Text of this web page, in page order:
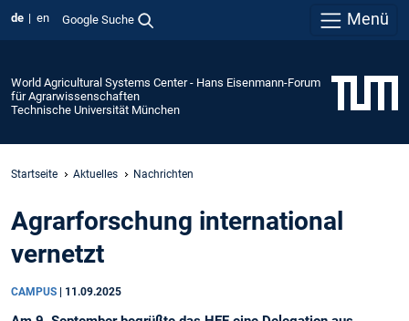
de en Google Suche Menü
World Agricultural Systems Center - Hans Eisenmann-Forum
für Agrarwissenschaften
Technische Universität München
Startseite Aktuelles Nachrichten
Agrarforschung international
vernetzt
CAMPUS 11.09.2025